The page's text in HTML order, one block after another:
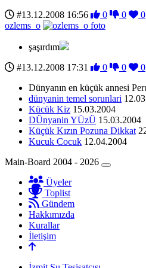
#13.12.2008 16:56 0 0
0
ozlems_o
şaşırdım
#13.12.2008 17:31
0 0
0
Dünyanın en küçük annesi
dünyanin temel sorunlari
Kücük Kiz 15.03.2004
DÜnyanin YÜzÜ 15.03.2004
Küçük Kızın Pozuna Dikkat
Kucuk Cocuk 12.04.2004
Main-Board 2004 - 2026
Üyeler
Toplist
Gündem
Hakkımızda
Kurallar
İletişim